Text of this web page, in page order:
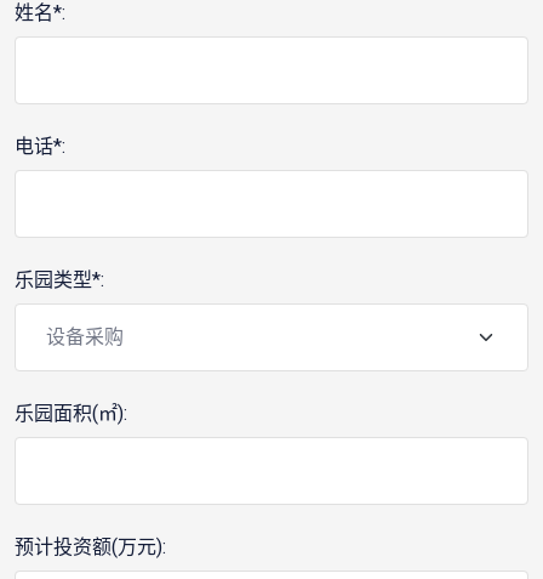
姓名*:
电话*:
乐园类型*:
乐园面积(㎡):
预计投资额(万元):